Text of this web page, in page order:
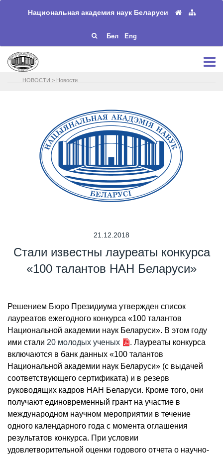
Национальная академия наук Беларуси
Бел Eng
НОВОСТИ > Новости
21.12.2018
Стали известны лауреаты конкурса
«100 талантов НАН Беларуси»
Решением Бюро Президиума утвержден список
лауреатов ежегодного конкурса «100 талантов
Национальной академии наук Беларуси». В этом году
ими стали 20 молодых ученых
. Лауреаты конкурса
включаются в банк данных «100 талантов
Национальной академии наук Беларуси» (с выдачей
соответствующего сертификата) и в резерв
руководящих кадров НАН Беларуси. Кроме того, они
получают единовременный грант на участие в
международном научном мероприятии в течение
одного календарного года с момента оглашения
результатов конкурса. При условии
удовлетворительной оценки годового отчета о научно-